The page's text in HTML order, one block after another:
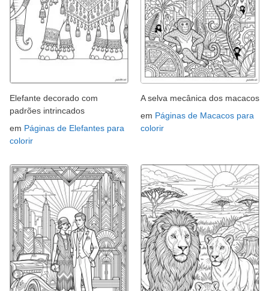
Elefante decorado com
padrões intrincados
em Páginas de Elefantes para
colorir
A selva mecânica dos macacos
em Páginas de Macacos para
colorir